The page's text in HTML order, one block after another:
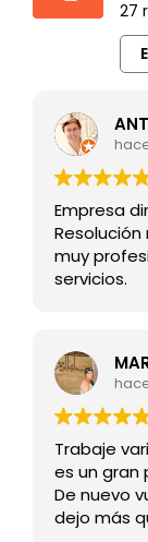
27
Empresa
muy
servicios.
Trabaje
es un gran
De nuevo
dejo más